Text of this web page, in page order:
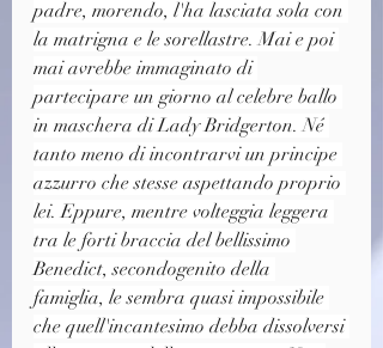
padre, morendo, l'ha lasciata sola con
la matrigna e le sorellastre. Mai e poi
mai avrebbe immaginato di
partecipare un giorno al celebre ballo
in maschera di Lady Bridgerton. Né
tanto meno di incontrarvi un principe
azzurro che stesse aspettando proprio
lei. Eppure, mentre volteggia leggera
tra le forti braccia del bellissimo
Benedict, secondogenito della
famiglia, le sembra quasi impossibile
che quell'incantesimo debba dissolversi